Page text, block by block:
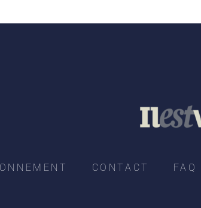
CONTACT FAQ